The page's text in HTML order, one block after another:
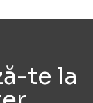
te la